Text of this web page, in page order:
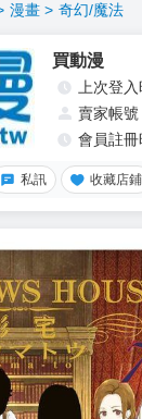
漫畫 > 奇幻/魔法
買動漫
上次登
賣家帳號
會員註冊
私訊 收藏店鋪